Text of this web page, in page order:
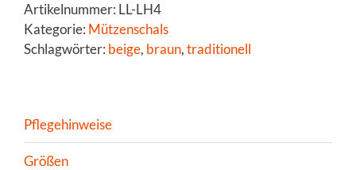
und
mit
traditionellem
Artikelnummer: LL-LH4
Kategorie: Mützenschals
Schlagwörter: beige, braun,traditionell
Pflegehinweise
Größen